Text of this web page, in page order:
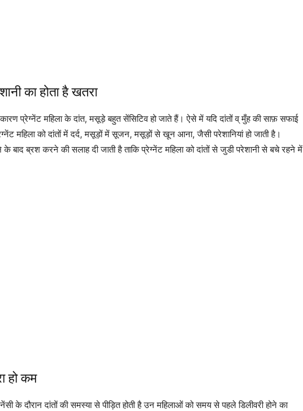
का होता है खतरा
कारण प्रेग्नेंट महिला के दांत, मसूड़े बहुत सेंसिटिव हो जाते हैं। ऐसे में यदि दांतों व् मुँह की साफ़ सफाई
महिला को दांतों में दर्द, मसूड़ों में सूजन, मसूड़ों से खून आना, जैसी परेशानियां हो जाती है।
के बाद ब्रश करने की सलाह दी जाती है ताकि प्रेग्नेंट महिला को दांतों से जुडी परेशानी से बचे रहने में
हो कम
के दौरान दांतों की समस्या से पीड़ित होती है उन महिलाओं को समय से पहले डिलीवरी होने का